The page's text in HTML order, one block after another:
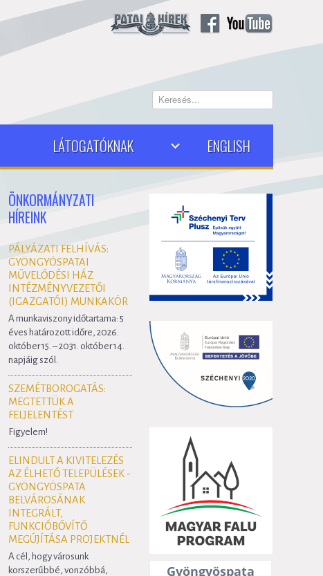
Keresés...
LÁTOGATÓKNAK ENGLISH
ÖNKORMÁNYZATI
HÍREINK
PÁLYÁZATI FELHÍVÁS:
GYÖNGYÖSPATAI
MŰVELŐDÉSI HÁZ
INTÉZMÉNYVEZETŐI
(IGAZGATÓI) MUNKAKÖR
A munkaviszony időtartama: 5
éves határozott időre, 2026.
október 15. – 2031. október 14.
napjáig szól.
SZEMÉTBOROGATÁS:
MEGTETTÜK A
FELJELENTÉST
Figyelem!
ELINDULT A KIVITELEZÉS
AZ ÉLHETŐ TELEPÜLÉSEK -
GYÖNGYÖSPATA
BELVÁROSÁNAK
INTEGRÁLT,
FUNKCIÓBŐVÍTŐ
MEGÚJÍTÁSA PROJEKTNÉL
A cél, hogy városunk
korszerűbbé, vonzóbbá,